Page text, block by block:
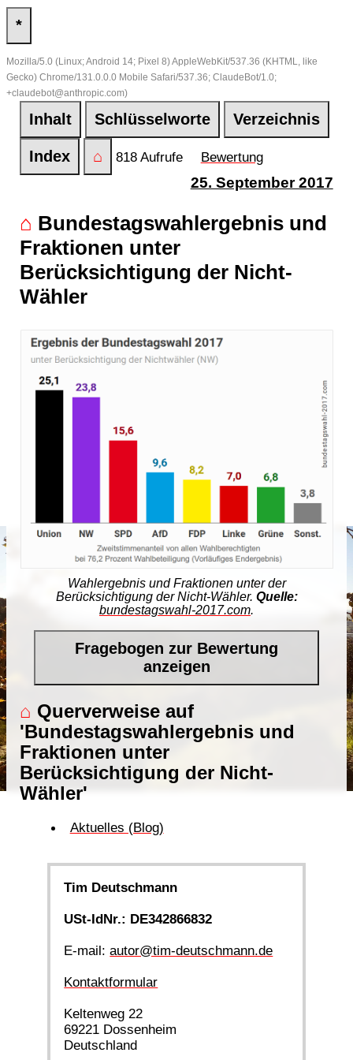
*
Mozilla/5.0 (Linux; Android 14; Pixel 8) AppleWebKit/537.36 (KHTML, like
Gecko) Chrome/131.0.0.0 Mobile Safari/537.36; ClaudeBot/1.0;
+claudebot@anthropic.com)
Inhalt Schlüsselworte Verzeichnis
Index ⌂ 818 Aufrufe Bewertung
25. September 2017
⌂ Bundestagswahlergebnis und
Fraktionen unter
Berücksichtigung der Nicht-
Wähler
Wahlergebnis und Fraktionen unter der
Berücksichtigung der Nicht-Wähler. Quelle:
bundestagswahl-2017.com.
Fragebogen zur Bewertung
anzeigen
⌂ Querverweise auf
'Bundestagswahlergebnis und
Fraktionen unter
Berücksichtigung der Nicht-
Wähler'
Aktuelles (Blog)
Tim Deutschmann
USt-IdNr.: DE342866832
E-mail:autor@tim-deutschmann.de
Kontaktformular
Keltenweg 22
69221 Dossenheim
Deutschland